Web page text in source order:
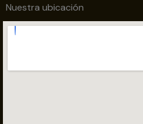
Nuestra ubicación